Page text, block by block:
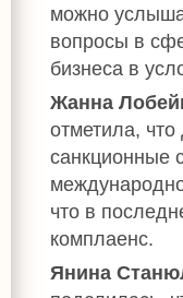
можно
вопросы в
бизнеса в
Жанна
отметила,
санкционные
что в
комплаенс.
Янина